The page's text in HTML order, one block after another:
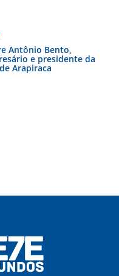
Antônio Bento,
e presidente da
Arapiraca